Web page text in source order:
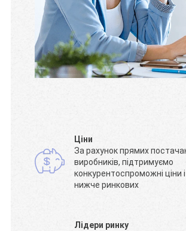
Ціни
За рахунок прямих
виробників, підтримуємо
конкурентоспроможні ціни і
нижче ринкових
Лідери ринку